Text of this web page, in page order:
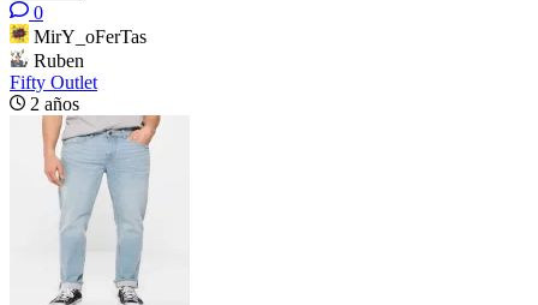
0
MirY_oFerTas
Ruben
Fifty Outlet
2 años